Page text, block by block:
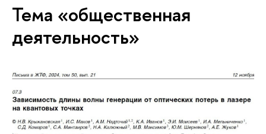
Тема «общественная
деятельность»